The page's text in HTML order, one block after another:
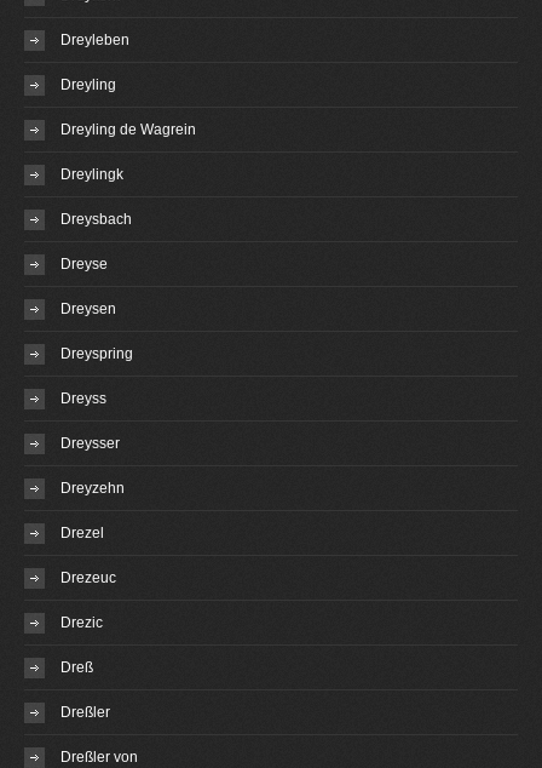
Dreyleben
Dreyling
Dreyling de Wagrein
Dreylingk
Dreysbach
Dreyse
Dreysen
Dreyspring
Dreyss
Dreysser
Dreyzehn
Drezel
Drezeuc
Drezic
Dreß
Dreßler
Dreßler von